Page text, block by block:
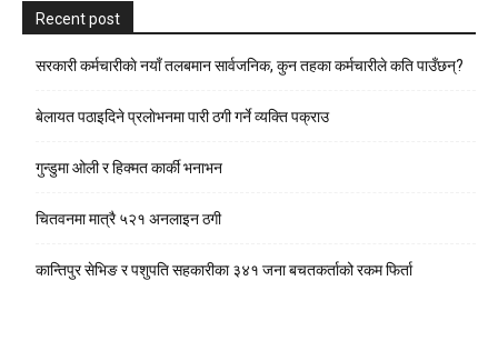
Recent post
सरकारी कर्मचारीकाे नयाँ तलबमान सार्वजनिक, कुन तहका कर्मचारीले कति पाउँछन्?
बेलायत पठाइदिने प्रलाेभनमा पारी ठगी गर्ने व्यक्ति पक्राउ
गुन्डुमा ओली र हिक्मत कार्की भनाभन
चितवनमा मात्रै ५२१ अनलाइन ठगी
कान्तिपुर सेभिङ र पशुपति सहकारीका ३४१ जना बचतकर्ताको रकम फिर्ता